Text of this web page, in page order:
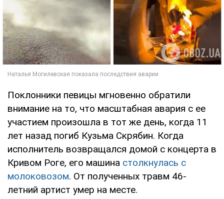
Поклонники певицы мгновенно обратили
внимание на то, что масштабная авария с ее
участием произошла в тот же день, когда 11
лет назад погиб Кузьма Скрябин. Когда
исполнитель возвращался домой с концерта в
Кривом Роге, его машина столкнулась с
молоковозом. От полученных травм 46-
летний артист умер на месте.